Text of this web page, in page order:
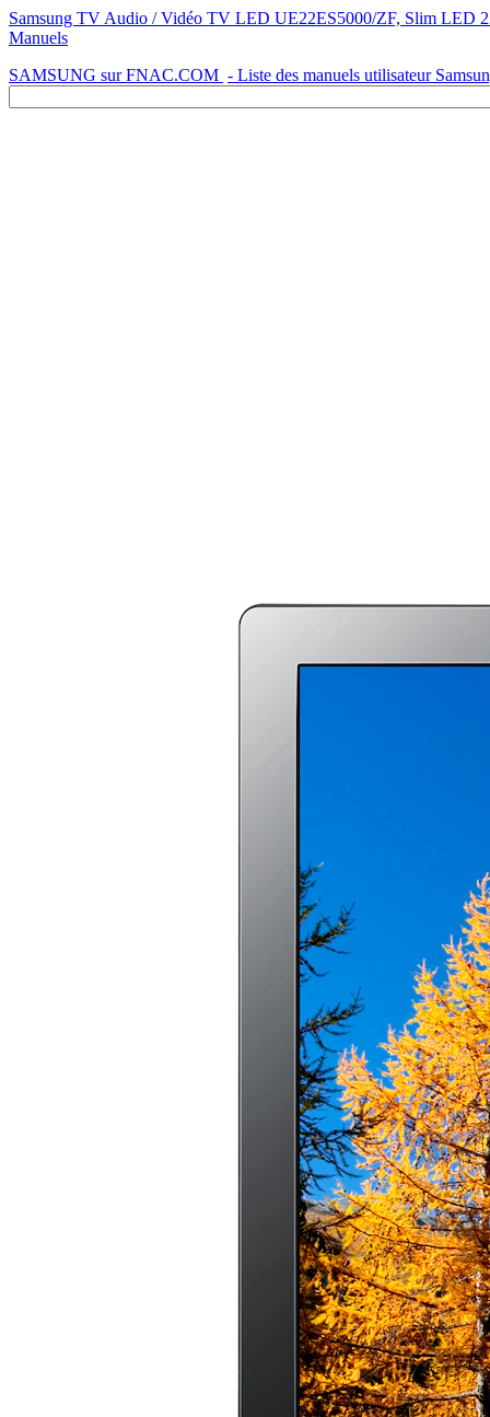
Samsung TV Audio / Vidéo TV LED UE22ES5000/ZF, Slim LED
Manuels
SAMSUNG sur FNAC.COM - Liste des manuels utilisateur